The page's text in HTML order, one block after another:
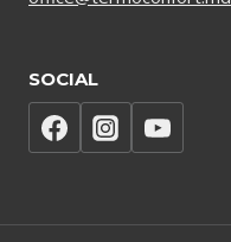
SOCIAL